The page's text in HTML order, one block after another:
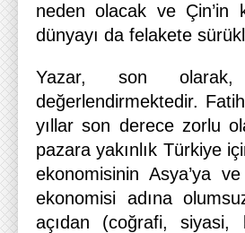
neden olacak ve Çin’in
dünyayı da felakete
Yazar, son olarak,
değerlendirmektedir.
yıllar son derece zorlu
pazara yakınlık Türkiye
ekonomisinin Asya’ya
ekonomisi adına
açıdan (coğrafi,